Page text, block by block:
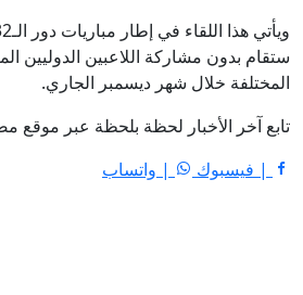
ستقام بدون مشاركة اللاعبين الدوليين
المختلفة خلال شهر ديسمبر الجاري.
تابع آخر الأخبار لحظة بلحظة عبر
| فيسبوك
| واتساب